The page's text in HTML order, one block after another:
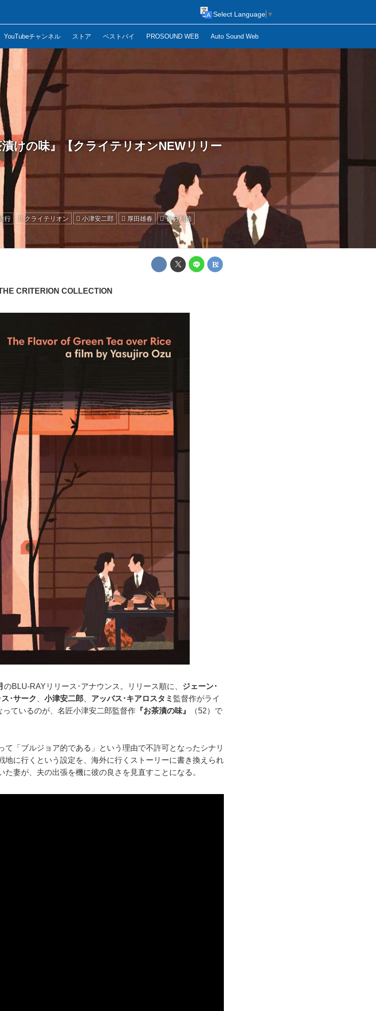
YouTubeチャンネル ストア ベストバイ PROSOUND WEB Auto Sound Web
Select Language ▼
けの味』【クライテリオンNEWリリー
行 クライテリオン 小津安二郎 厚田雄春
佐分利信
CRITERION COLLECTION
のBLU-RAYリリース･アナウンス。リリース順に、 ジェーン･
･サーク 小津安二郎 アッバス･キアロスタミ 監督作がライ
ているのが、名匠小津安二郎監督作 『お茶漬の味』
（52）で
て「ブルジョア的である」という理由で不許可となったシナリ
地に行くという設定を、海外に行くストーリーに書き換えられ
妻が、夫の出張を機に彼の良さを見直すことになる。